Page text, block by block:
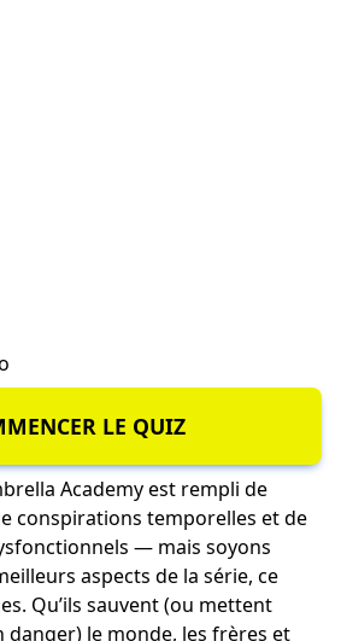
LE QUIZ
Academy est rempli de
conspirations temporelles et de
— mais soyons
aspects de la série, ce
Qu’ils sauvent (ou mettent
danger) le monde, les frères et